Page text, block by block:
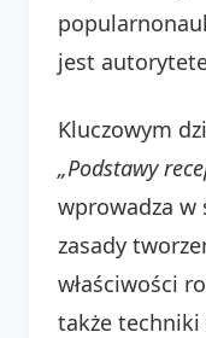
jest
Kluczowym
„Podstawy
wprowadza w
zasady
właściwości
także